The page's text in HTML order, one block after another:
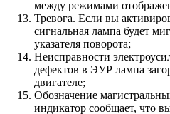
между режимами
Тревога. Если вы
сигнальная лампа будет
указателя поворота;
Неисправности
дефектов в ЭУР лампа
двигателе;
Обозначение
индикатор сообщает, что